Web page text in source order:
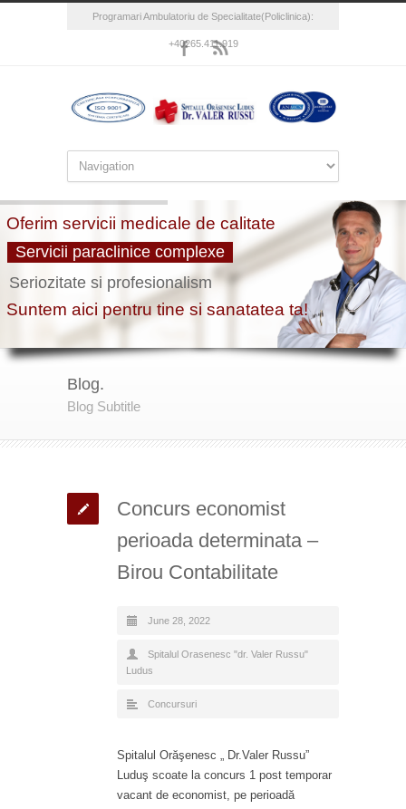
Programari Ambulatoriu de Specialitate(Policlinica):
+40265.411.919
Blog.
Blog Subtitle
Concurs economist
perioada determinata –
Birou Contabilitate
June 28, 2022
Spitalul Orasenesc "dr. Valer Russu"
Ludus
Concursuri
Spitalul Orăşenesc „ Dr.Valer Russu”
Luduş scoate la concurs 1 post temporar
vacant de economist, pe perioadă